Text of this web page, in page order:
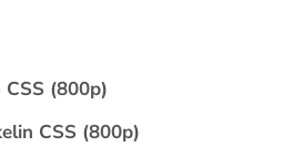
(800p)
CSS (800p)